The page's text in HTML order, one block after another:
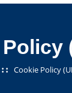
Cookie Policy